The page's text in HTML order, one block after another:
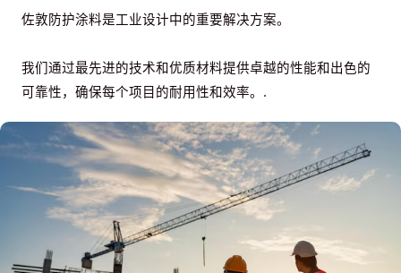
佐敦防护涂料是工业设计中的重要解决方案。
我们通过最先进的技术和优质材料提供卓越的性能和出色的
可靠性，确保每个项目的耐用性和效率。.